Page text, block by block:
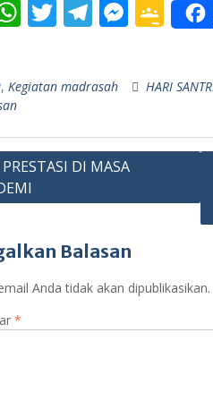
W
s
A
p
p
T
er
T
gr
a
m
M
e
n
g
er
G
o
gl
e
Cl
sr
m
, Kegiatan madrasah HARI
DI MASA
Balasan
Anda tidak akan dipublikasikan.
*